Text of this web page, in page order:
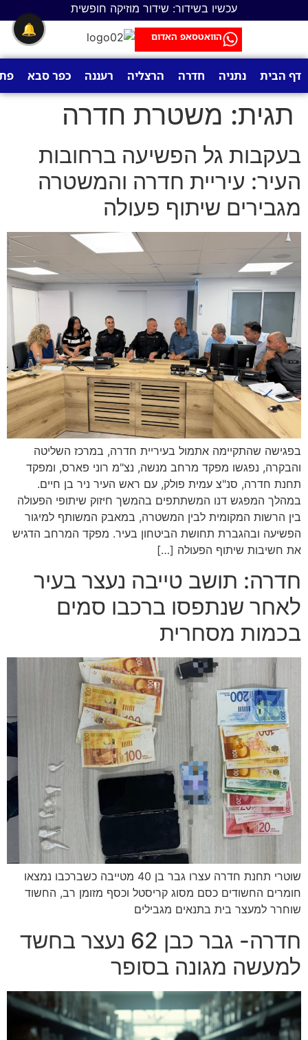
עכשיו בשידור: שידור מוזיקה חופשית
הוואטסאפ האדום
דף הבית נתניה חדרה הרצליה רעננה כפר סבא
תגית: משטרת חדרה
בעקבות גל הפשיעה ברחובות
העיר: עיריית חדרה והמשטרה
מגבירים שיתוף פעולה
בפגישה שהתקיימה אתמול בעיריית חדרה, במרכז השליטה
והבקרה, נפגשו מפקד מרחב מנשה, נצ"מ רוני פארס, ומפקד
תחנת חדרה, סנ"צ עמית פולק, עם ראש העיר ניר בן חיים.
במהלך המפגש דנו המשתתפים בהמשך חיזוק שיתופי הפעולה
בין הרשות המקומית לבין המשטרה, במאבק המשותף למיגור
הפשיעה ובהגברת תחושת הביטחון בעיר. מפקד המרחב הדגיש
את חשיבות שיתוף הפעולה […]
חדרה: תושב טייבה נעצר בעיר
לאחר שנתפסו ברכבו סמים
בכמות מסחרית
שוטרי תחנת חדרה עצרו גבר בן 40 מטייבה כשברכבו נמצאו
חומרים החשודים כסם מסוג קריסטל וכסף מזומן רב, החשוד
שוחרר למעצר בית בתנאים מגבילים
חדרה- גבר כבן 62 נעצר בחשד
למעשה מגונה בסופר
🔔